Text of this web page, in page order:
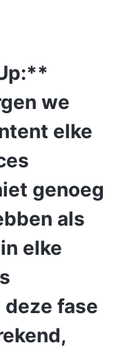
we
elke
genoeg
als
elke
fase